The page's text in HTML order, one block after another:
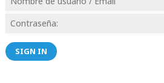
SIGN IN